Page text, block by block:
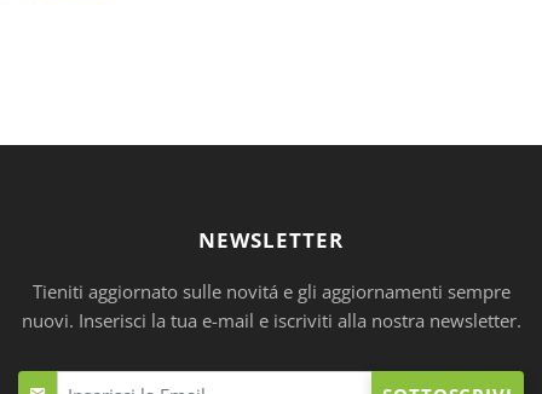
NEWSLETTER
Tieniti aggiornato sulle novitá e gli aggiornamenti sempre
nuovi. Inserisci la tua e-mail e iscriviti alla nostra newsletter.